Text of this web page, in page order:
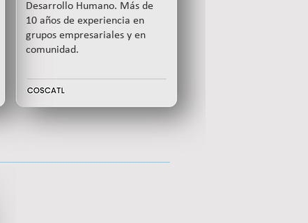
Desarrollo Humano. Más de
10 años de experiencia en
grupos empresariales y en
comunidad.